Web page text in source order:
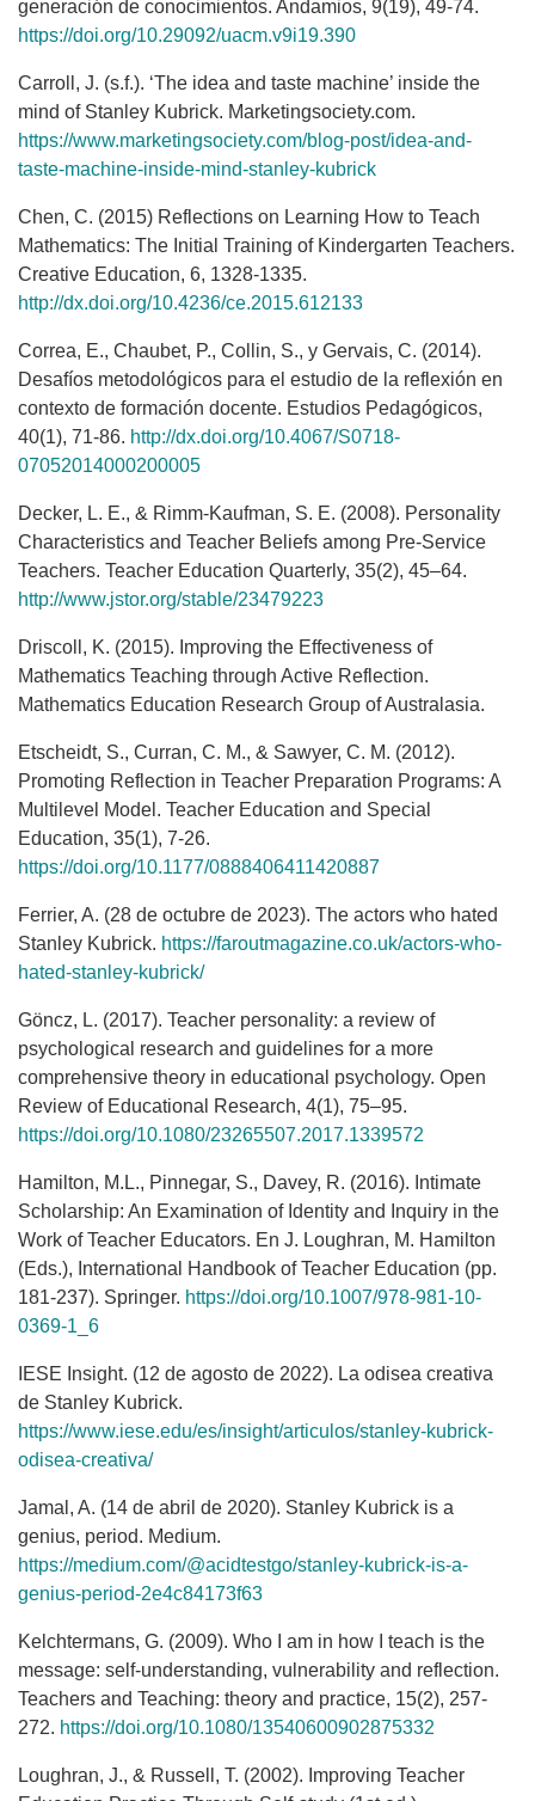
generación de conocimientos. Andamios, 9(19), 49-74.
https://doi.org/10.29092/uacm.v9i19.390
Carroll, J. (s.f.). ‘The idea and taste machine’ inside the
mind of Stanley Kubrick. Marketingsociety.com.
https://www.marketingsociety.com/blog-post/idea-and-
taste-machine-inside-mind-stanley-kubrick
Chen, C. (2015) Reflections on Learning How to Teach
Mathematics: The Initial Training of Kindergarten Teachers.
Creative Education, 6, 1328-1335.
http://dx.doi.org/10.4236/ce.2015.612133
Correa, E., Chaubet, P., Collin, S., y Gervais, C. (2014).
Desafíos metodológicos para el estudio de la reflexión en
contexto de formación docente. Estudios Pedagógicos,
40(1), 71-86. http://dx.doi.org/10.4067/S0718-
07052014000200005
Decker, L. E., & Rimm-Kaufman, S. E. (2008). Personality
Characteristics and Teacher Beliefs among Pre-Service
Teachers. Teacher Education Quarterly, 35(2), 45–64.
http://www.jstor.org/stable/23479223
Driscoll, K. (2015). Improving the Effectiveness of
Mathematics Teaching through Active Reflection.
Mathematics Education Research Group of Australasia.
Etscheidt, S., Curran, C. M., & Sawyer, C. M. (2012).
Promoting Reflection in Teacher Preparation Programs: A
Multilevel Model. Teacher Education and Special
Education, 35(1), 7-26.
https://doi.org/10.1177/0888406411420887
Ferrier, A. (28 de octubre de 2023). The actors who hated
Stanley Kubrick. https://faroutmagazine.co.uk/actors-who-
hated-stanley-kubrick/
Göncz, L. (2017). Teacher personality: a review of
psychological research and guidelines for a more
comprehensive theory in educational psychology. Open
Review of Educational Research, 4(1), 75–95.
https://doi.org/10.1080/23265507.2017.1339572
Hamilton, M.L., Pinnegar, S., Davey, R. (2016). Intimate
Scholarship: An Examination of Identity and Inquiry in the
Work of Teacher Educators. En J. Loughran, M. Hamilton
(Eds.), International Handbook of Teacher Education (pp.
181-237). Springer. https://doi.org/10.1007/978-981-10-
0369-1_6
IESE Insight. (12 de agosto de 2022). La odisea creativa
de Stanley Kubrick.
https://www.iese.edu/es/insight/articulos/stanley-kubrick-
odisea-creativa/
Jamal, A. (14 de abril de 2020). Stanley Kubrick is a
genius, period. Medium.
https://medium.com/@acidtestgo/stanley-kubrick-is-a-
genius-period-2e4c84173f63
Kelchtermans, G. (2009). Who I am in how I teach is the
message: self-understanding, vulnerability and reflection.
Teachers and Teaching: theory and practice, 15(2), 257-
272. https://doi.org/10.1080/13540600902875332
Loughran, J., & Russell, T. (2002). Improving Teacher